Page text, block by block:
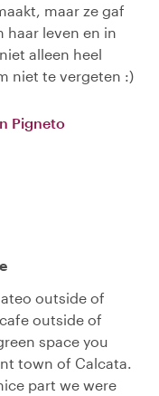
maar ze gaf
haar leven en in
alleen heel
niet te vergeten :)
Pigneto
outside of
outside of
space you
town of Calcata.
part we were